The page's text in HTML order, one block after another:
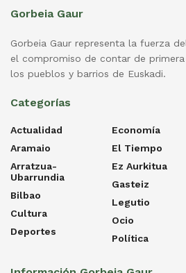
Gorbeia Gaur
Gorbeia Gaur representa la fuerza
el compromiso de contar de
los pueblos y barrios de Euskadi.
Categorías
Actualidad
Aramaio
Arratzua-
Ubarrundia
Bilbao
Cultura
Deportes
Economía
El Tiempo
Ez Aurkitua
Gasteiz
Legutio
Ocio
Política